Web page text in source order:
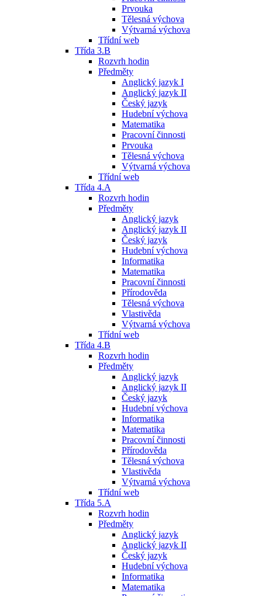
Prvouka
Tělesná výchova
Výtvarná výchova
Třídní web
Třída 3.B
Rozvrh hodin
Předměty
Anglický jazyk I
Anglický jazyk II
Český jazyk
Hudební výchova
Matematika
Pracovní činnosti
Prvouka
Tělesná výchova
Výtvarná výchova
Třídní web
Třída 4.A
Rozvrh hodin
Předměty
Anglický jazyk
Anglický jazyk II
Český jazyk
Hudební výchova
Informatika
Matematika
Pracovní činnosti
Přírodověda
Tělesná výchova
Vlastivěda
Výtvarná výchova
Třídní web
Třída 4.B
Rozvrh hodin
Předměty
Anglický jazyk
Anglický jazyk II
Český jazyk
Hudební výchova
Informatika
Matematika
Pracovní činnosti
Přírodověda
Tělesná výchova
Vlastivěda
Výtvarná výchova
Třídní web
Třída 5.A
Rozvrh hodin
Předměty
Anglický jazyk
Anglický jazyk II
Český jazyk
Hudební výchova
Informatika
Matematika